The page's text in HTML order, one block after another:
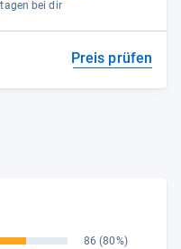
bei dir
Preis prüfen
86 (80%)